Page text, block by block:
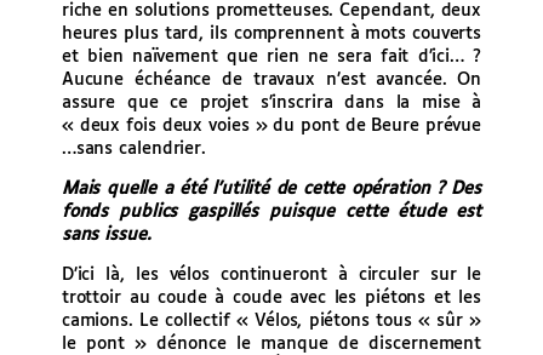
riche en solutions prometteuses. Cependant, deux
heures plus tard, ils comprennent à mots couverts
et bien naïvement que rien ne sera fait d’ici… ?
Aucune échéance de travaux n’est avancée. On
assure que ce projet s’inscrira dans la mise à
« deux fois deux voies » du pont de Beure prévue
…sans calendrier.
Mais quelle a été l’utilité de cette opération ? Des
fonds publics gaspillés puisque cette étude est
sans issue.
D’ici là, les vélos continueront à circuler sur le
trottoir au coude à coude avec les piétons et les
camions. Le collectif « Vélos, piétons tous « sûr »
le pont » dénonce le manque de discernement